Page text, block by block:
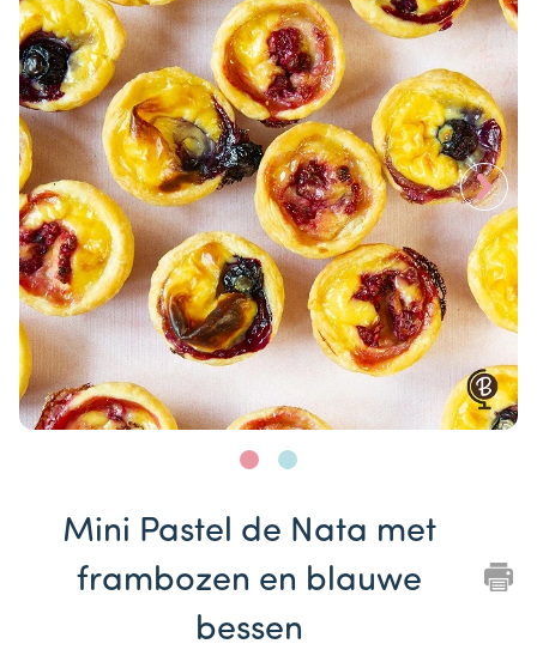
Mini Pastel de Nata met
frambozen en blauwe
bessen